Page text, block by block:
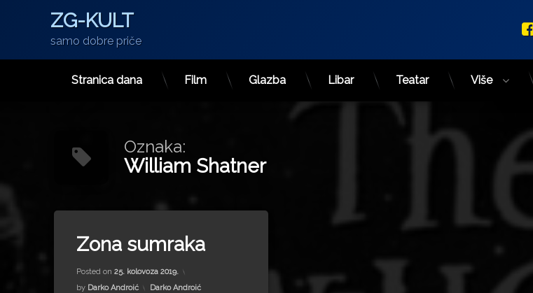
ZG-KULT
samo dobre priče
Stranica dana Film Glazba Libar Teatar Više
Oznaka:
William Shatner
Zona sumraka
Posted on 25. kolovoza 2019.
by Darko Androić Kategorije:
Darko Androić
Airbus A319
Airbus A321
Boeing 777